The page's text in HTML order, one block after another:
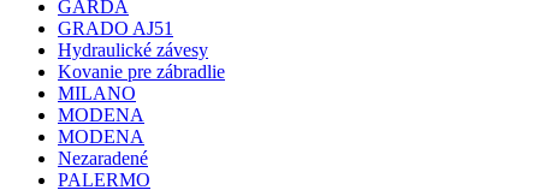
GARDA
GRADO AJ51
Hydraulické závesy
Kovanie pre zábradlie
MILANO
MODENA
MODENA
Nezaradené
PALERMO